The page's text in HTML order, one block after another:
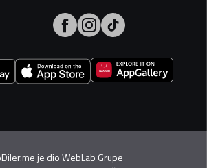
je dioWebLab Grupe